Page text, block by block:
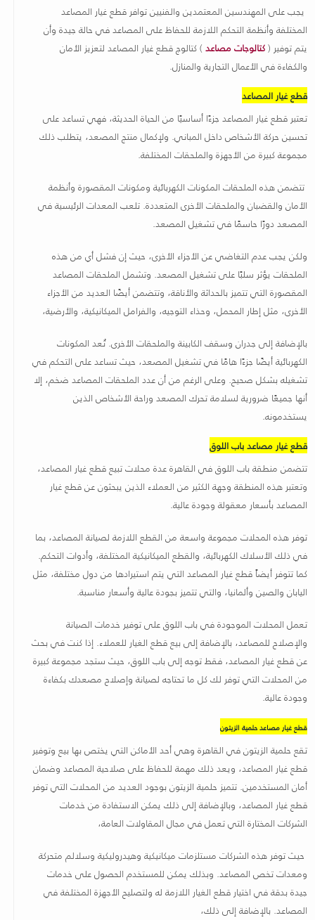
يجب على المهندسين المعتمدين والفنيين توافر قطع غيار المصاعد
المختلفة وأنظمة التحكم اللازمة للحفاظ على المصاعد في حالة جيدة وأن
يتم توفير (كتالوجات مصاعد ) كتالوج قطع غيار المصاعد لتعزيز الأمان
والكفاءة في الأعمال التجارية والمنازل.
قطع غيار المصاعد
تعتبر قطع غيار المصاعد جزءًا أساسيًا من الحياة الحديثة، فهي تساعد على
تحسين حركة الأشخاص داخل المباني. ولإكمال منتج المصعد، يتطلب ذلك
مجموعة كبيرة من الأجهزة والملحقات المختلفة.
تتضمن هذه الملحقات المكونات الكهربائية ومكونات المقصورة وأنظمة
الأمان والقضبان والملحقات الأخرى المتعددة. تلعب المعدات الرئيسية في
المصعد دورًا حاسمًا في تشغيل المصعد.
ولكن يجب عدم التغاضي عن الأجزاء الأخرى، حيث إن فشل أي من هذه
الملحقات يؤثر سلبًا على تشغيل المصعد. وتشمل الملحقات المصاعد
المقصورة التي تتميز بالحداثة والأناقة، وتتضمن أيضًا العديد من الأجزاء
الأخرى، مثل إطار المحمل، وحذاء التوجيه، والفرامل الميكانيكية، والأرضية،
بالإضافة إلى جدران وسقف الكابينة والملحقات الأخرى. تُعد المكونات
الكهربائية أيضًا جزءًا هامًا في تشغيل المصعد، حيث تساعد على التحكم في
تشغيله بشكل صحيح. وعلى الرغم من أن عدد الملحقات المصاعد ضخم، إلا
أنها جميعًا ضرورية لسلامة تحرك المصعد وراحة الأشخاص الذين
يستخدمونه.
قطع غيار مصاعد باب اللوق
تتضمن منطقة باب اللوق في القاهرة عدة محلات تبيع قطع غيار المصاعد،
وتعتبر هذه المنطقة وجهة الكثير من العملاء الذين يبحثون عن قطع غيار
المصاعد بأسعار معقولة وجودة عالية.
توفر هذه المحلات مجموعة واسعة من القطع اللازمة لصيانة المصاعد، بما
في ذلك الأسلاك الكهربائية، والقطع الميكانيكية المختلفة، وأدوات التحكم.
كما تتوفر أيضاً قطع غيار المصاعد التي يتم استيرادها من دول مختلفة، مثل
اليابان والصين وألمانيا، والتي تتميز بجودة عالية وأسعار مناسبة.
تعمل المحلات الموجودة في باب اللوق على توفير خدمات الصيانة
والإصلاح للمصاعد، بالإضافة إلى بيع قطع الغيار للعملاء. إذا كنت في بحث
عن قطع غيار المصاعد، فقط توجه إلى باب اللوق، حيث ستجد مجموعة كبيرة
من المحلات التي توفر لك كل ما تحتاجه لصيانة وإصلاح مصعدك بكفاءة
وجودة عالية.
قطع غيار مصاعد حلمية الزيتون
تقع حلمية الزيتون في القاهرة وهي أحد الأماكن التي يختص بها بيع وتوفير
قطع غيار المصاعد، ويعد ذلك مهمة للحفاظ على صلاحية المصاعد وضمان
أمان المستخدمين. تتميز حلمية الزيتون بوجود العديد من المحلات التي توفر
قطع غيار المصاعد، وبالإضافة إلى ذلك يمكن الاستفادة من خدمات
الشركات المختارة التي تعمل في مجال المقاولات العامة،
حيث توفر هذه الشركات مستلزمات ميكانيكية وهيدروليكية وسلالم متحركة
ومعدات تخص المصاعد. وبذلك يمكن للمستخدم الحصول على خدمات
جيدة بدقة في اختيار قطع الغيار اللازمة له ولتصليح الأجهزة المختلفة في
المصاعد. بالإضافة إلى ذلك،